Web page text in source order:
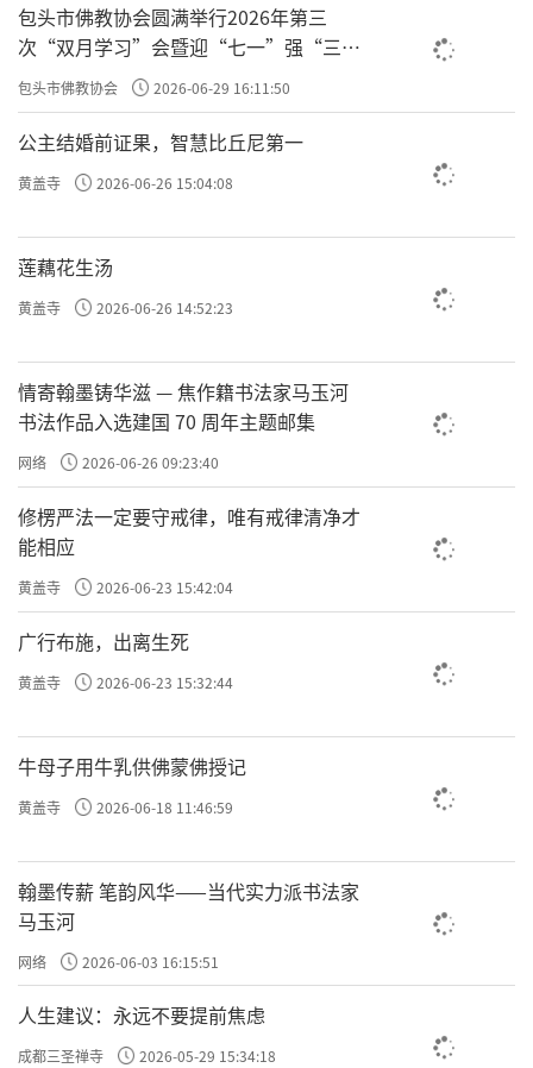
假设如果见到，你问观世音菩萨，我天天
向您祈祷，您为什么不见我呢？或许观音菩萨
会告诉我们，我就是那天洗手盆里被你冲走的
那只虫。
我们要在一只虫上看到它的佛性，那只虫
跟观音菩萨的佛性没有不同，进一步想它跟你
有没有关系？
当我们不能珍惜每一个生命，不能在每一
个生命上看到它的佛性，看到它是对我们恩深
缘重的祖先的话，我们就不好意思开口去求佛
菩萨。因为你要求的佛菩萨，是跟每一个卑微
的生命完全平等的。
佛子如何解决蚊虫滋扰
包头市佛教协会圆满举行2026年第三
次“双月学习”会暨迎“七一”强“三
爱”主题书画笔会
包头市佛教协会 2026-06-29 16:11:50
公主结婚前证果，智慧比丘尼第一
黄盖寺 2026-06-26 15:04:08
莲藕花生汤
黄盖寺 2026-06-26 14:52:23
情寄翰墨铸华滋 — 焦作籍书法家马玉河
书法作品入选建国 70 周年主题邮集
网络 2026-06-26 09:23:40
修楞严法一定要守戒律，唯有戒律清净才
能相应
黄盖寺 2026-06-23 15:42:04
广行布施，出离生死
黄盖寺 2026-06-23 15:32:44
牛母子用牛乳供佛蒙佛授记
黄盖寺 2026-06-18 11:46:59
翰墨传薪 笔韵风华——当代实力派书法家
马玉河
网络 2026-06-03 16:15:51
人生建议：永远不要提前焦虑
成都三圣禅寺 2026-05-29 15:34:18